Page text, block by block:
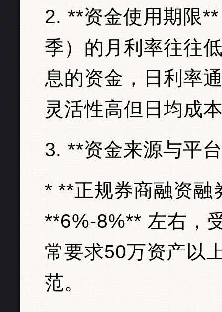
2. **资金使用期限
季）的月利率往往
息的资金，日利率
灵活性高但日均成
3. **资金来源与平
* **正规券商融资融
**6%-8%** 左右，
常要求50万资产以
范。